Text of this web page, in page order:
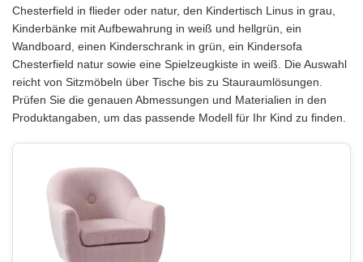
Chesterfield in flieder oder natur, den Kindertisch Linus in grau,
Kinderbänke mit Aufbewahrung in weiß und hellgrün, ein
Wandboard, einen Kinderschrank in grün, ein Kindersofa
Chesterfield natur sowie eine Spielzeugkiste in weiß. Die Auswahl
reicht von Sitzmöbeln über Tische bis zu Stauraumlösungen.
Prüfen Sie die genauen Abmessungen und Materialien in den
Produktangaben, um das passende Modell für Ihr Kind zu finden.